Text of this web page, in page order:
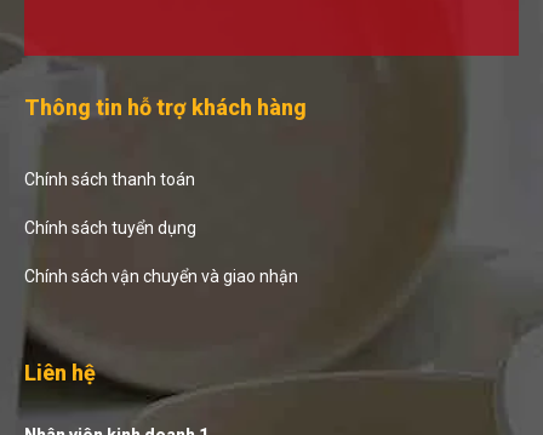
Thông tin hỗ trợ khách hàng
Chính sách thanh toán
Chính sách tuyển dụng
Chính sách vận chuyển và giao nhận
Liên hệ